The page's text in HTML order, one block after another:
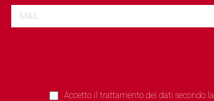
Accetto il trattamento dei dati secondo la